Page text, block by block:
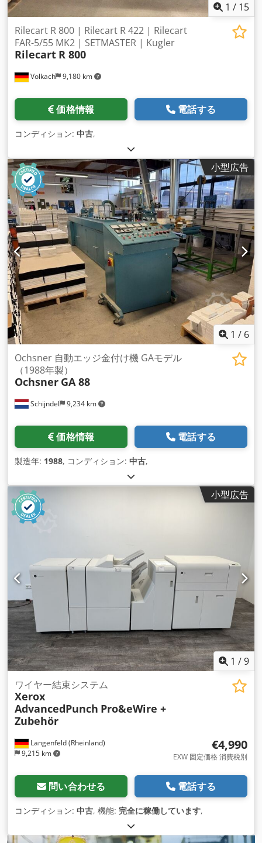
1 / 15
Volkach 9,180 km
Rilecart R 800 | Rilecart R 422 | Rilecart
FAR-5/55 MK2 | SETMASTER | Kugler
Rilecart R 800
価格情報 電話する
コンディション: 中古,
小型広告
1 / 6
Schijndel 9,234 km
Ochsner 自動エッジ金付け機 GAモデル
（1988年製）
Ochsner GA 88
価格情報 電話する
製造年: 1988, コンディション: 中古,
小型広告
1 /9
Langenfeld (Rheinland)
9,215 km
ワイヤー結束システム
Xerox
AdvancedPunch Pro&eWire +
Zubehör
€4,990
EXW 固定価格 消費税別
問い合わせる 電話する
コンディション: 中古, 機能: 完全に稼働しています,